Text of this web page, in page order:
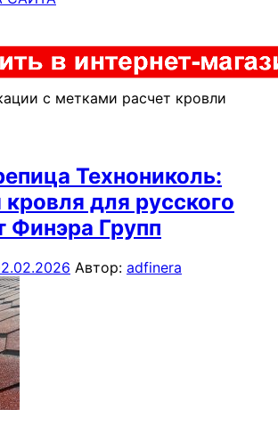
с метками расчет кровли
Технониколь:
для русского
Финэра Групп
Автор: adfinera